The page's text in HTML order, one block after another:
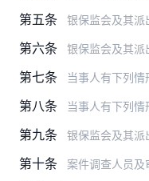
第五条 银保监会及其派出机构实行立
第六条 银保监会及其派出机构在处罚银行保
第七条 当事人有下列情形
第八条 当事人有下列情
第九条 银保监会及其派出机构参与行政处罚
第十条 案件调查人员及审理人员的回避由相关人员所在部门负